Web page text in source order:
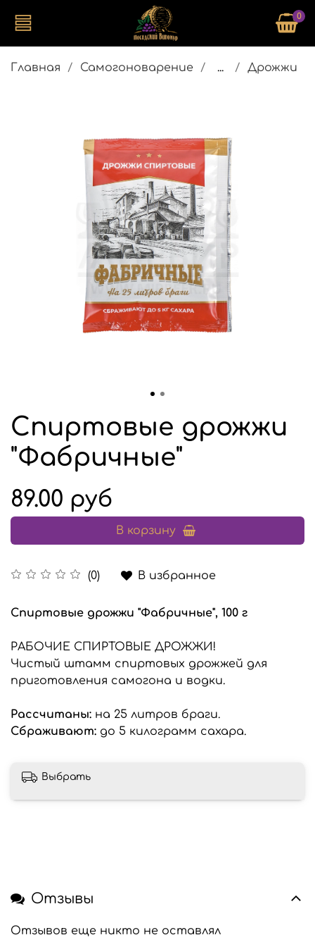
0
Главная Самогоноварение ... Дрожжи
Спиртовые дрожжи
"Фабричные"
(0) В избранное
89.00 руб
В корзину
Спиртовые дрожжи "Фабричные", 100 г
РАБОЧИЕ СПИРТОВЫЕ ДРОЖЖИ!
Чистый штамм спиртовых дрожжей для
приготовления самогона и водки.
Рассчитаны: на 25 литров браги.
Сбраживают: до 5 килограмм сахара.
Выбрать
Отзывы
Отзывов еще никто не оставлял